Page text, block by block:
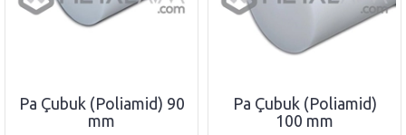
Pa Çubuk (Poliamid) 90
mm
Pa Çubuk (Poliamid)
100 mm